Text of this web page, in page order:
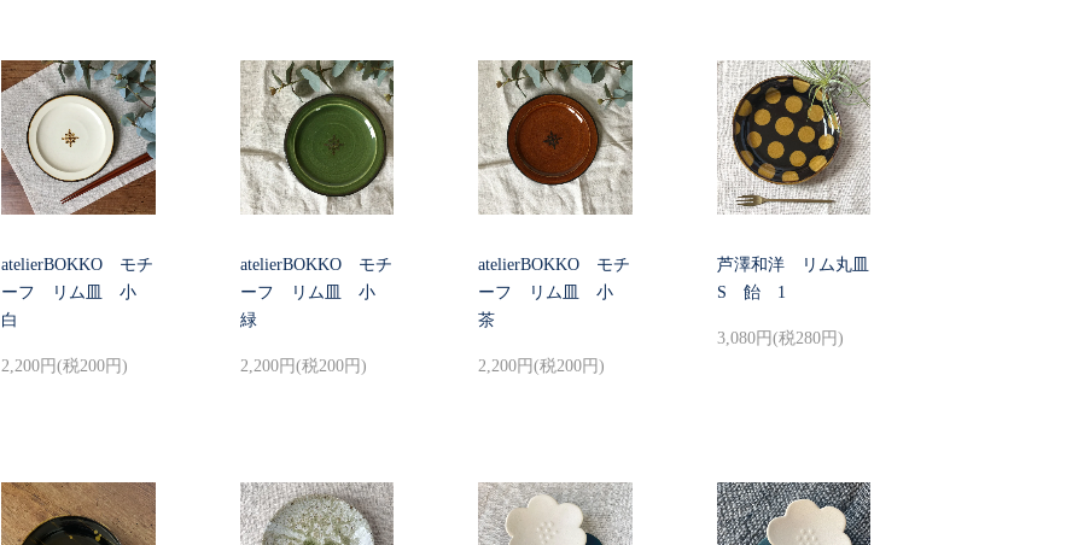
atelierBOKKO モチ
ーフ リム皿 小
白
2,200円(税200円)
atelierBOKKO モチ
ーフ リム皿 小
緑
2,200円(税200円)
atelierBOKKO モチ
ーフ リム皿 小
茶
2,200円(税200円)
芦澤和洋 リム丸皿
S 飴 1
3,080円(税280円)